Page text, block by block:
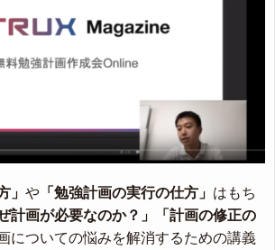
」 や 「勉強計画の実行の仕方」 はもち
計画が必要なのか？」
「計画の修正の
についての悩みを解消するための講義